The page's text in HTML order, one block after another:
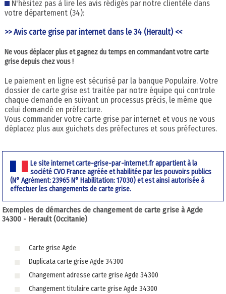
N'hésitez pas à lire les avis rédigés par notre clientèle dans
votre département (34):
>> Avis carte grise par internet dans le 34 (Herault) <<
Ne vous déplacer plus et gagnez du temps en commandant votre carte
grise depuis chez vous !
Le paiement en ligne est sécurisé par la banque Populaire. Votre
dossier de carte grise est traitée par notre équipe qui controle
chaque demande en suivant un processus précis, le même que
celui demandé en préfecture.
Vous commander votre carte grise par internet et vous ne vous
déplacez plus aux guichets des préfectures et sous préfectures.
Le site internet carte-grise-par-internet.fr appartient à la
société CVO France agréée et habilitée par les pouvoirs publics
(N° Agrément: 23965 N° Habilitation: 17030) et est ainsi autorisée à
effectuer les changements de carte grise.
Exemples de démarches de changement de carte grise à Agde
34300 - Herault (Occitanie)
Carte grise Agde
Duplicata carte grise Agde 34300
Changement adresse carte grise Agde 34300
Changement titulaire carte grise Agde 34300